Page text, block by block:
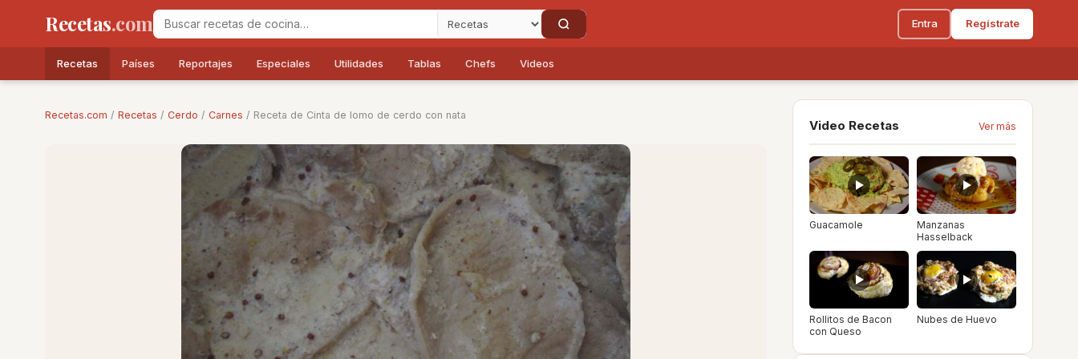
Recetas.com Entra Regístrate
Recetas Países Reportajes Especiales Utilidades Tablas Chefs Videos
Recetas.com / Recetas / Cerdo / Carnes / Receta de Cinta de lomo de cerdo con nata
Video Recetas Ver más
Guacamole
Manzanas
Hasselback
Rollitos de Bacon
con Queso
Nubes de Huevo